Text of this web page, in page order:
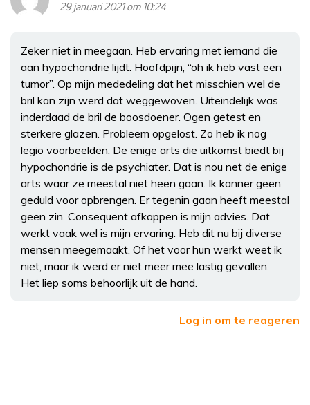
29 januari 2021 om 10:24
Zeker niet in meegaan. Heb ervaring met iemand die
aan hypochondrie lijdt. Hoofdpijn, “oh ik heb vast een
tumor”. Op mijn mededeling dat het misschien wel de
bril kan zijn werd dat weggewoven. Uiteindelijk was
inderdaad de bril de boosdoener. Ogen getest en
sterkere glazen. Probleem opgelost. Zo heb ik nog
legio voorbeelden. De enige arts die uitkomst biedt bij
hypochondrie is de psychiater. Dat is nou net de enige
arts waar ze meestal niet heen gaan. Ik kanner geen
geduld voor opbrengen. Er tegenin gaan heeft meestal
geen zin. Consequent afkappen is mijn advies. Dat
werkt vaak wel is mijn ervaring. Heb dit nu bij diverse
mensen meegemaakt. Of het voor hun werkt weet ik
niet, maar ik werd er niet meer mee lastig gevallen.
Het liep soms behoorlijk uit de hand.
Log in om te reageren